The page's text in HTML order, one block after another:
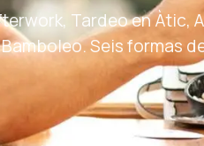
Tardeo en Àtic,
Bamboleo. Seis formas